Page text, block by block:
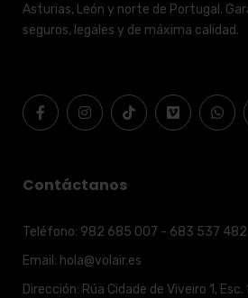
Asturias, León y norte de Portugal.
seguros, legales y de máxima calidad.
Contáctanos
Teléfono: 982 685 007 - 683 537 482
Email: hola@volair.es
Dirección: Rúa Cidade de Viveiro 1,